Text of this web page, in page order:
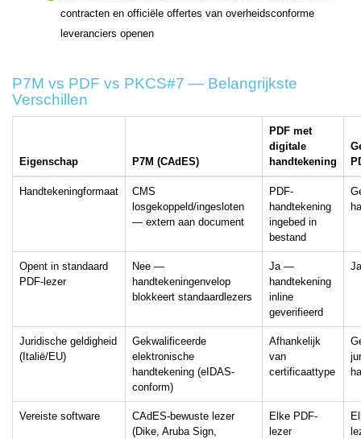
contracten en officiële offertes van overheidsconforme
leveranciers openen
P7M vs PDF vs PKCS#7 — Belangrijkste
Verschillen
Eigenschap P7M (CAdES)
PDF met
digitale
handtekening
Handtekeningformaat
CMS
losgekoppeld/ingesloten
— extern aan document
PDF-
handtekening
ingebed in
bestand
Opent in standaard
PDF-lezer
Nee —
handtekeningenvelop
blokkeert standaardlezers
Ja —
handtekening
inline
geverifieerd
Ja
Juridische geldigheid
(Italië/EU)
Gekwalificeerde
elektronische
handtekening (eIDAS-
conform)
Afhankelijk
van
certificaattype
Vereiste software
CAdES-bewuste lezer
(Dike, Aruba Sign,
Elke PDF-
lezer